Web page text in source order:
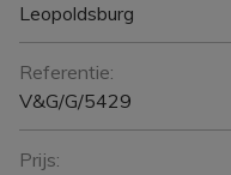
Leopoldsburg
Referentie:
V&G/G/5429
Prijs: